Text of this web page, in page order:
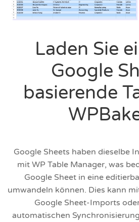
Laden Sie
Google
basierende
Google Sheets haben dieselbe
mit WP Table Manager, was
Google Sheet in eine
umwandeln können. Dies kann
Google Sheet-Imports
automatischen